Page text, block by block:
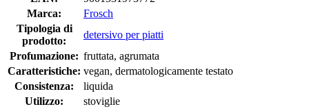
Marca:
Frosch
Tipologia di
prodotto:
detersivo per piatti
Profumazione: fruttata, agrumata
Caratteristiche: vegan, dermatologicamente testato
Consistenza:
liquida
Utilizzo:
stoviglie